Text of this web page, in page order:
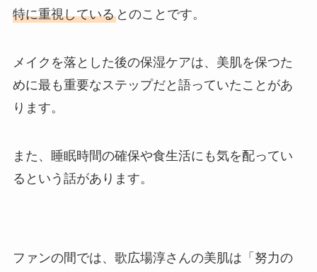
特に重視しているとのことです。
メイクを落とした後の保湿ケアは、美肌を保つた
めに最も重要なステップだと語っていたことがあ
ります。
また、睡眠時間の確保や食生活にも気を配ってい
るという話があります。
ファンの間では、歌広場淳さんの美肌は「努力の